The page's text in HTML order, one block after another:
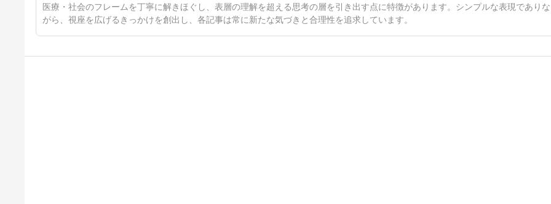
医療・社会のフレームを丁寧に解きほぐし、表層の理解を超える思考の層を引き出す点に特徴があります。シンプルな表現でありな
がら、視座を広げるきっかけを創出し、各記事は常に新たな気づきと合理性を追求しています。